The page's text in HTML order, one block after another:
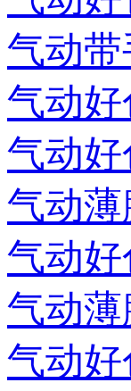
气动
气动
气动
气动
气动
气动
气动